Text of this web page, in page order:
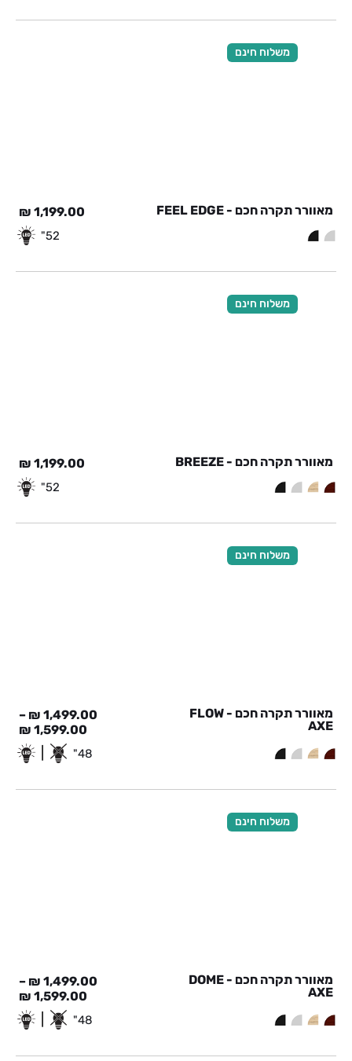
משלוח חינם
מאוורר תקרה חכם - FEEL EDGE 1,199.00
₪
52"
משלוח חינם
מאוורר תקרה חכם - BREEZE 1,199.00
₪
52"
משלוח חינם
מאוורר תקרה חכם - FLOW
AXE
1,499.00
₪
–
1,599.00
₪
48"
משלוח חינם
מאוורר תקרה חכם - DOME
AXE
1,499.00
₪
–
1,599.00
₪
48"